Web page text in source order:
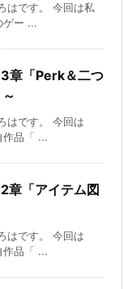
はです。 今回は私
ゲー ...
章「Perk＆二つ
はです。 今回は
作品「 ...
章「アイテム図
はです。 今回は
作品「 ...